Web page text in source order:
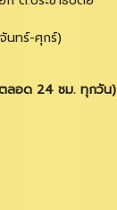
นทร์-ศุกร์)
ลอด 24 ชม. ทุกวัน)